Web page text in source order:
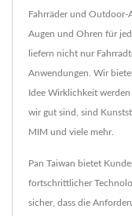
Fahrräder und Outdoor-
Augen und Ohren für
liefern nicht nur
Anwendungen. Wir
Idee Wirklichkeit werden
wir gut sind, sind
MIM und viele mehr.
Pan Taiwan bietet
fortschrittlicher
sicher, dass die